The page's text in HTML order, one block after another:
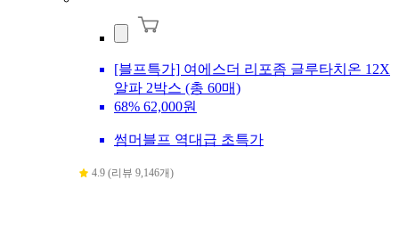
[블프특가] 여에스더 리포좀 글루타치온 12X
알파 2박스 (총 60매)
68% 62,000원
썸머블프 역대급 초특가
4.9 (리뷰 9,146개)